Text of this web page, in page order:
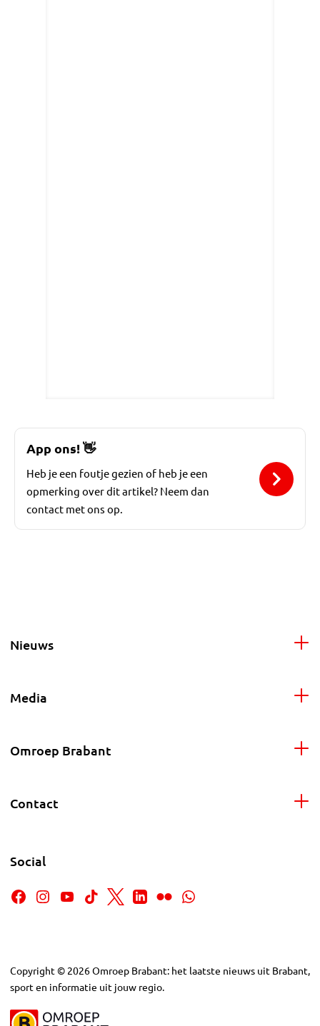
App ons!👋
Heb je een foutje gezien of heb je een
opmerking over dit artikel? Neem dan
contact met ons op.
Nieuws
Media
Omroep Brabant
Contact
Social
Copyright © 2026Omroep Brabant: het laatste nieuws uit Brabant,
sport en informatie uit jouw regio.